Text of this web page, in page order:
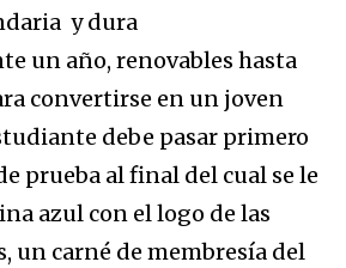
y dura
un año, renovables hasta
convertirse en un joven
debe pasar primero
prueba al final del cual se le
azul con el logo de las
un carné de membresía del